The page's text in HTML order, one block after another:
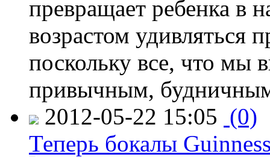
превращает ребенка в
возрастом удивляться
поскольку все, что мы
привычным,
2012-05-22 15:05 (0)
Теперь бокалы